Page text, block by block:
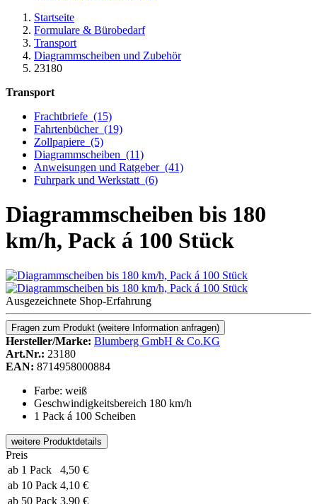
Startseite
Formulare & Bürobedarf
Transport
Diagrammscheiben und Zubehör
23180
Transport
Frachtbriefe (15)
Fahrtenbücher (19)
Zollpapiere (5)
Diagrammscheiben (11)
Anweisungen und Ratgeber (41)
Fuhrpark und Werkstatt (6)
Diagrammscheiben bis 180
km/h, Pack á 100 Stück
Ausgezeichnete Shop-Erfahrung
Fragen zum Produkt (weitere Information anfragen)
Hersteller/Marke: Blumberg GmbH & Co.KG
Art.Nr.: 23180
EAN: 8714958000884
Farbe: weiß
Geschwindigkeitsbereich 180 km/h
1 Pack á 100 Scheiben
weitere Produktdetails
Preis
ab 1 Pack
4,50 €
ab 10 Pack 4,10 €
ab 50 Pack 3,90 €